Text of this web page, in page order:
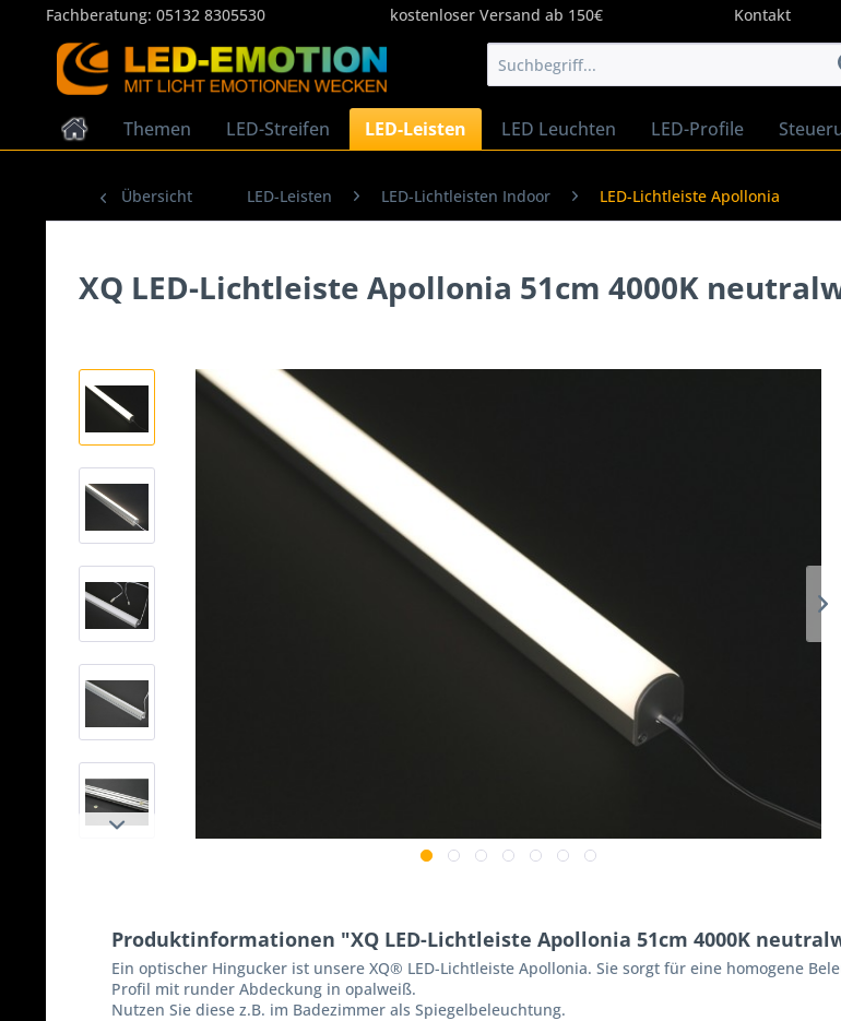
Fachberatung: 05132 8305530 kostenloser Versand ab 150€ Kontakt
Themen LED-Streifen LED-Leisten LED Leuchten LED-Profile
Übersicht LED-Leisten LED-Lichtleisten Indoor LED-Lichtleiste Apollonia
XQ LED-Lichtleiste Apollonia 51cm 4000K
Produktinformationen "XQ LED-Lichtleiste Apollonia 51cm 4000K
Ein optischer Hingucker ist unsere XQ® LED-Lichtleiste Apollonia. Sie sorgt für eine homogene
Profil mit runder Abdeckung in opalweiß.
Nutzen Sie diese z.B. im Badezimmer als Spiegelbeleuchtung.